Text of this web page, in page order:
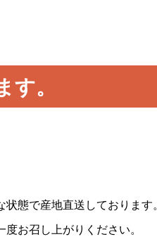
。
態で産地直送しております。
お召し上がりください。